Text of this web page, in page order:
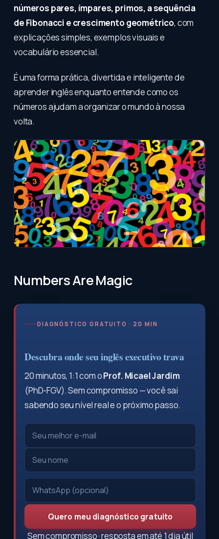
números pares, ímpares, primos, a sequência
de Fibonacci e crescimento geométrico, com
explicações simples, exemplos visuais e
vocabulário essencial.
É uma forma prática, divertida e inteligente de
aprender inglês enquanto entende como os
números ajudam a organizar o mundo à nossa
volta.
Numbers Are Magic
DIAGNÓSTICO GRATUITO · 20 MIN
Descubra onde seu inglês executivo trava
20 minutos, 1:1 com oProf. Micael Jardim
(PhD-FGV). Sem compromisso — você sai
sabendo seu nível real e o próximo passo.
Quero meu diagnóstico gratuito
Sem compromisso · resposta em até 1 dia útil